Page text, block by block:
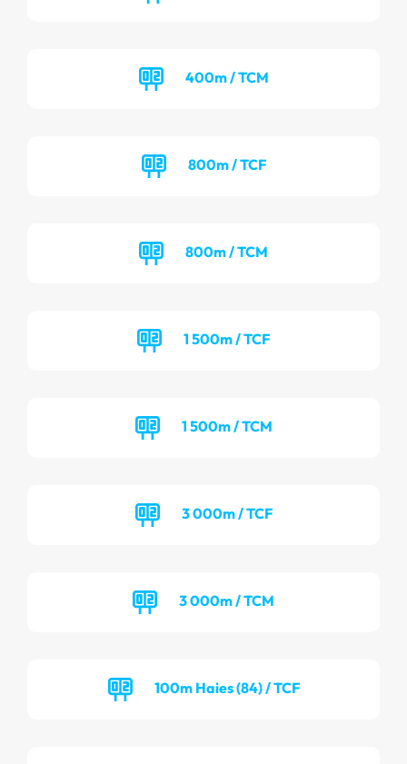
400m / TCM
800m / TCF
800m / TCM
1 500m / TCF
1 500m / TCM
3 000m / TCF
3 000m / TCM
100m Haies (84) / TCF